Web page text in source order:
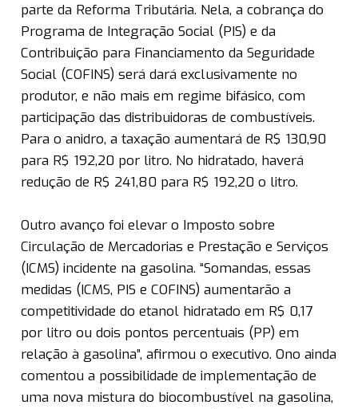
parte da Reforma Tributária. Nela, a cobrança do
Programa de Integração Social (PIS) e da
Contribuição para Financiamento da Seguridade
Social (COFINS) será dará exclusivamente no
produtor, e não mais em regime bifásico, com
participação das distribuidoras de combustíveis.
Para o anidro, a taxação aumentará de R$ 130,90
para R$ 192,20 por litro. No hidratado, haverá
redução de R$ 241,80 para R$ 192,20 o litro.
Outro avanço foi elevar o Imposto sobre
Circulação de Mercadorias e Prestação e Serviços
(ICMS) incidente na gasolina. “Somandas, essas
medidas (ICMS, PIS e COFINS) aumentarão a
competitividade do etanol hidratado em R$ 0,17
por litro ou dois pontos percentuais (PP) em
relação à gasolina”, afirmou o executivo. Ono ainda
comentou a possibilidade de implementação de
uma nova mistura do biocombustível na gasolina,